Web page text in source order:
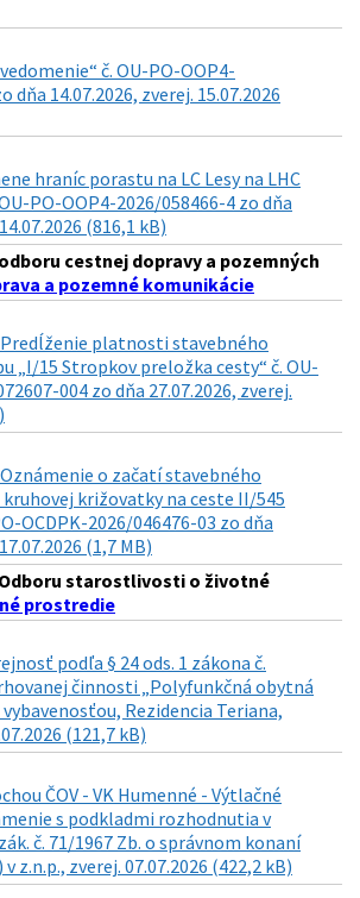
č. OU-PO-OOP4-
dňa 14.07.2026, zverej. 15.07.2026
hraníc porastu na LC Lesy na LHC
PO-OOP4-2026/058466-4 zo dňa
(816,1 kB)
cestnej dopravy a pozemných
a pozemné komunikácie
platnosti stavebného
„I/15 Stropkov preložka cesty“ č. OU-
004 zo dňa 27.07.2026, zverej.
o začatí stavebného
kruhovej križovatky na ceste II/545
OCDPK-2026/046476-03 zo dňa
(1,7 MB)
starostlivosti o životné
prostredie
podľa § 24 ods. 1 zákona č.
činnosti „Polyfunkčná obytná
Rezidencia Teriana,
(121,7 kB)
ČOV - VK Humenné - Výtlačné
s podkladmi rozhodnutia v
č. 71/1967 Zb. o správnom konaní
z.n.p., zverej. 07.07.2026 (422,2 kB)